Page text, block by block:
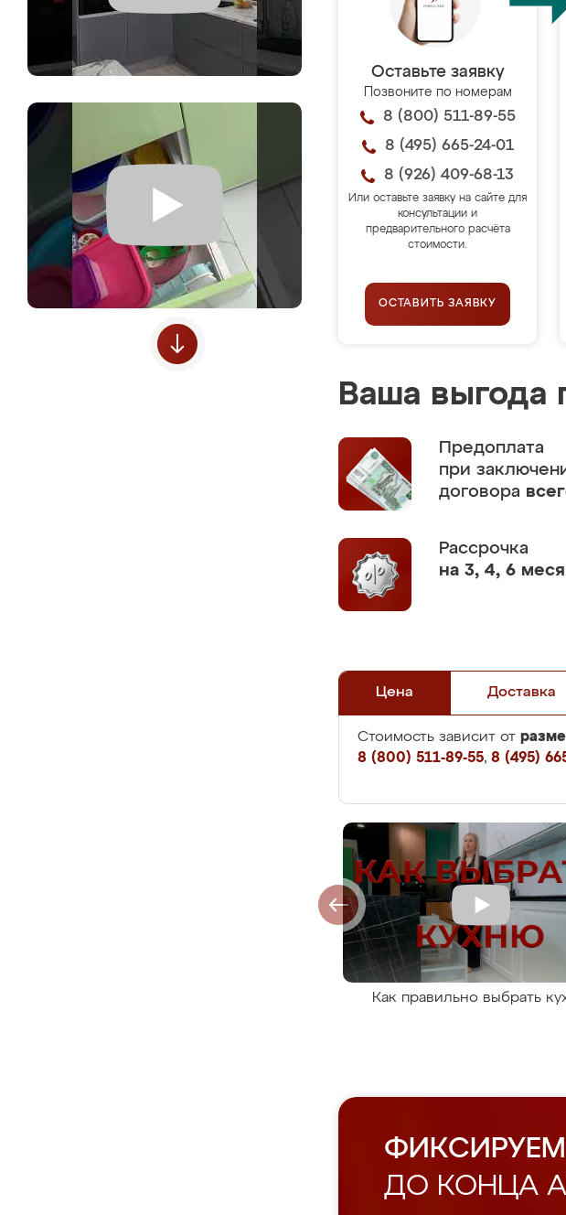
Оставьте заявку
Позвоните по номерам
8 (800) 511-89-55
8 (495) 665-24-01
8 (926) 409-68-13
Или оставьте заявку на сайте для
консультации и
предварительного расчёта
стоимости.
ОСТАВИТЬ ЗАЯВКУ
Ваша выгода
Предоплата
при
договора
Рассрочка
на 3, 4, 6
Цена Доставка
Стоимость зависит от
8 (800) 511-89-55, 8 (495)
Как правильно выбрать
ДО КОНЦА